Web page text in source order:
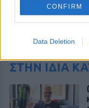
CONFIRM
Data Deletion
ΔΕΙΤΕ ΕΠΙΣΗΣ
ΣΤΗΝ ΙΔΙΑ